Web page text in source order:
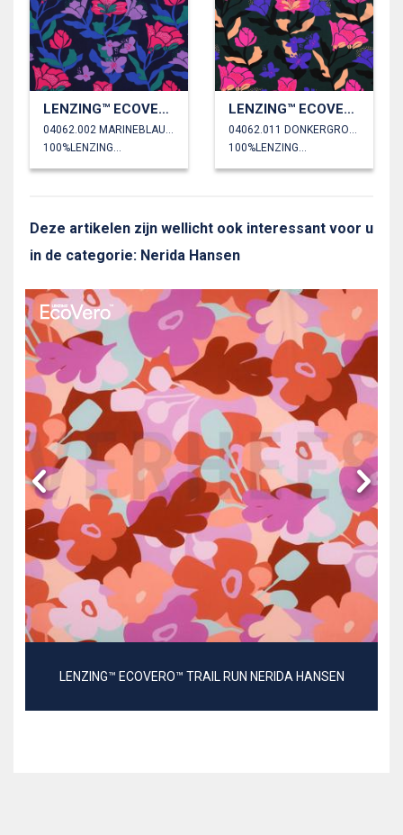
LENZING™ ECOVERO™ AMIRA FLORAL NERIDA HANSEN
04062.002 MARINEBLAUW
100%LENZING™ECOVERO™
LENZING™ ECOVERO™ AMIRA FLORAL NERIDA HANSEN
04062.011 DONKERGROEN
100%LENZING™ECOVERO™
Deze artikelen zijn wellicht ook interessant voor u
in de categorie: Nerida Hansen
LENZING™ ECOVERO™ TRAIL RUN NERIDA HANSEN